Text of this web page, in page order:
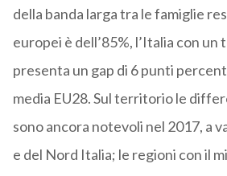
della banda larga tra le famiglie
europei è dell’85%, l’Italia con un
presenta un gap di 6 punti
media EU28. Sul territorio le
sono ancora notevoli nel 2017, a
e del Nord Italia; le regioni con il